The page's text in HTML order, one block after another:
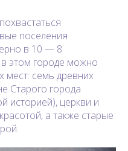
поселения
в 10 — 8
в этом городе можно
мест: семь древних
Старого города
историей), церкви и
а также старые